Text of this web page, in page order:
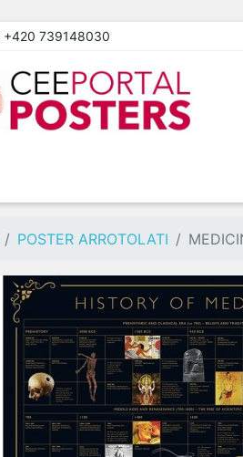
+420 739148030
POSTER ARROTOLATI